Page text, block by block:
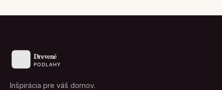
Inšpirácia pre váš domov.